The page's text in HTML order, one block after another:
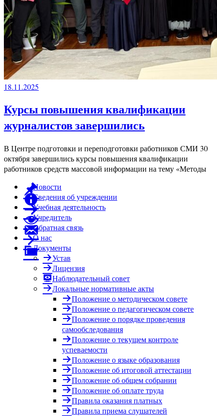
18.11.2025
Курсы повышения квалификации
журналистов завершились
В Центре подготовки и переподготовки работников СМИ 30
октября завершились курсы повышения квалификации
работников средств массовой информации на тему «Методы
Новости
Сведения об учреждении
Учебная деятельность
Учредитель
Обратная связь
О нас
Документы
Устав
Лицензия
Наблюдательный совет
Локальные нормативные акты
Положение о методическом совете
Положение о педагогическом совете
Положение о порядке проведения
самообследования
Положение о текущем контроле
успеваемости
Положение о языке образования
Положение об итоговой аттестации
Положение об общем собрании
Положение об оплате труда
Правила оказания платных
Правила приема слушателей